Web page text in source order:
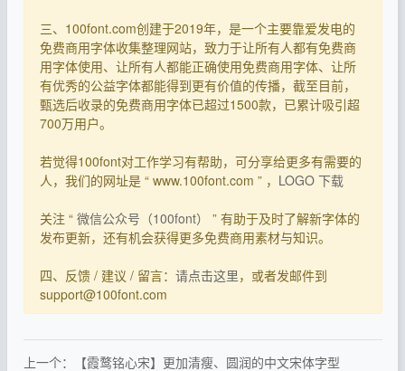
三、100font.com创建于2019年，是一个主要靠爱发电的
免费商用字体收集整理网站，致力于让所有人都有免费商
用字体使用、让所有人都能正确使用免费商用字体、让所
有优秀的公益字体都能得到更有价值的传播，截至目前，
甄选后收录的免费商用字体已超过1500款，已累计吸引超
700万用户。
若觉得100font对工作学习有帮助，可分享给更多有需要的
人，我们的网址是 “ www.100font.com ” ， LOGO 下载
关注 “ 微信公众号（100font）
” 有助于及时了解新字体的
发布更新，还有机会获得更多免费商用素材与知识。
四、反馈 / 建议 / 留言： 请点击这里，或者发邮件到
support@100font.com
上一个：【霞鹜铭心宋】更加清瘦、圆润的中文宋体字型